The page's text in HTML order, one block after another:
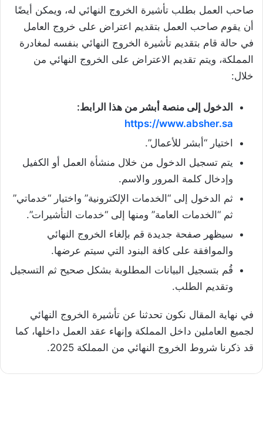
صاحب العمل بطلب تأشيرة الخروج النهائي له، ويمكن أيضًا
أن يقوم صاحب العمل بتقديم اعتراض على خروج العامل
في حالة قام بتقديم تأشيرة الخروج النهائي بنفسه لمغادرة
المملكة، ويتم تقديم الاعتراض على الخروج النهائي من
خلال:
الدخول إلى منصة أبشر من هذا الرابط:
https://www.absher.sa
اختيار “أبشر للأعمال”.
يتم تسجيل الدخول من خلال منشأة العمل أو الكفيل
وإدخال كلمة المرور والاسم.
ثم الدخول إلى “الخدمات الإلكترونية” واختيار “خدماتي”
ثم “الخدمات العامة” ومنها إلى “خدمات التأشيرات”.
سيظهر صفحة جديدة قم بإلغاء الخروج النهائي
والموافقة على كافة البنود التي سيتم عرضها.
قُم بتسجيل البيانات المطلوبة بشكل صحيح ثم التسجيل
وتقديم الطلب.
في نهاية المقال نكون تحدثنا عن تأشيرة الخروج النهائي
لجميع العاملين داخل المملكة وإنهاء عقد العمل داخلها، كما
قد ذكرنا شروط الخروج النهائي من المملكة 2025.